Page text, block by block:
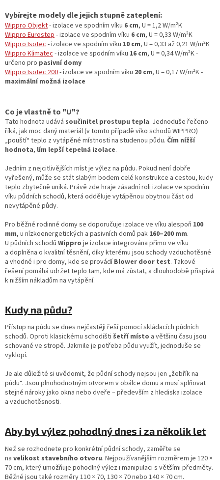
Vybírejte modely dle jejich stupně zateplení:
Wippro Objekt- izolace ve spodním víku 6 cm, U = 1,2W/m²K
Wippro Eurostep -izolace ve spodním víku 6 cm, U = 0,33 W/m²K
Wippro Isotec -izolace ve spodním víku 10 cm, U = 0,33 až 0,21 W/m²K
Wippro Klimatec -izolace ve spodním víku 16 cm, U = 0,34W/m²K -
určeno pro pasivní domy
Wippro Isotec 200-izolace ve spodním víku 20 cm, U = 0,17W/m²K -
maximální možná izolace
Co je vlastně to "U"?
Tato hodnota udává součinitel prostupu tepla. Jednoduše řečeno
říká, jak moc daný materiál (v tomto případě víko schodů WIPPRO)
„pouští“ teplo z vytápěné místnosti na studenou půdu. Čím nížší
hodnota, lím lepší tepelná izolace.
Jedním z nejcitlivějších míst je výlez na půdu. Pokud není dobře
vyřešený, může se stát slabým bodem celé konstrukce a cestou, kudy
teplo zbytečně uniká. Právě zde hraje zásadní roli izolace ve spodním
víku půdních schodů, která odděluje vytápěnou obytnou část od
nevytápěné půdy.
Pro běžné rodinné domy se doporučuje izolace ve víku alespoň 100
mm, u nízkoenergetických a pasivních domů pak 160–200 mm.
U půdních schodů Wippro je izolace integrována přímo ve víku
a doplněna o kvalitní těsnění, díky kterému jsou schody vzduchotěsné
a vhodné i pro domy, kde se provádí Blower door test. Takové
řešení pomáhá udržet teplo tam, kde má zůstat, a dlouhodobě přispívá
k nižším nákladům na vytápění.
Kudy na půdu?
Přístup na půdu se dnes nejčastěji řeší pomocí skládacích půdních
schodů. Oproti klasickému schodišti šetří místo a většinu času jsou
schované ve stropě. Jakmile je potřeba půdu využít, jednoduše se
vyklopí.
Je ale důležité si uvědomit, že půdní schody nejsou jen „žebřík na
půdu“. Jsou plnohodnotným otvorem v obálce domu a musí splňovat
stejné nároky jako okna nebo dveře – především z hlediska izolace
a vzduchotěsnosti.
Aby byl výlez pohodlný dnes i za několik let
Než se rozhodnete pro konkrétní půdní schody, zaměřte se
na velikost stavebního otvoru. Nejpoužívanějším rozměrem je 120 ×
70 cm, který umožňuje pohodlný výlez i manipulaci s většími předměty.
Běžné jsou také rozměry 110 × 70, 130 × 70 nebo 140 × 70 cm.